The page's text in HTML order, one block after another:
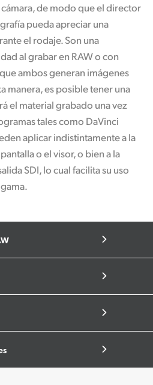
cámara, de modo que el director
pueda apreciar una
el rodaje. Son una
al grabar en RAW o con
ambos generan imágenes
manera, es posible tener una
el material grabado una vez
tales como DaVinci
aplicar indistintamente a la
o el visor, o bien a la
SDI, lo cual facilita su uso